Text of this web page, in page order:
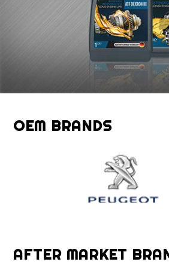
OEM BRANDS
AFTER MARKET